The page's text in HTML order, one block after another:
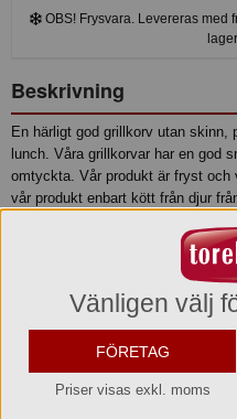
OBS! Frysvara. Levereras med
Beskrivning
En härligt god grillkorv utan skinn,
lunch. Våra grillkorvar har en god
omtyckta. Vår produkt är fryst och
vår produkt enbart kött från djur
Produktinformation
Ingredienser
maskinurbenat svenskt
kryddor (paprika), kryddextrakt
Vänligen välj
FÖRETAG
Priser visas exkl. moms